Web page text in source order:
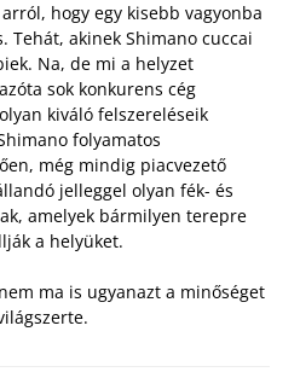
hogy egy kisebb vagyonba
Tehát, akinek Shimano cuccai
Na, de mi a helyzet
sok konkurens cég
kiváló felszereléseik
folyamatos
még mindig piacvezető
jelleggel olyan fék- és
amelyek bármilyen terepre
a helyüket.
ma is ugyanazt a minőséget